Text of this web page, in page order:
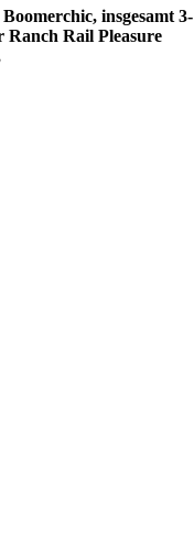
insgesamt 3-
Ranch Rail Pleasure